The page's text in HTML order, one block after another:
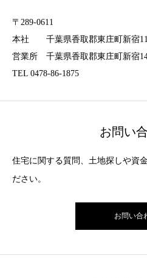
〒289-0611
本社 千葉県香取郡東庄町新宿
営業所 千葉県香取郡東庄町新宿
TEL 0478-86-1875
お問い
住宅に関する質問、土地探しや資
ださい。
お問い合